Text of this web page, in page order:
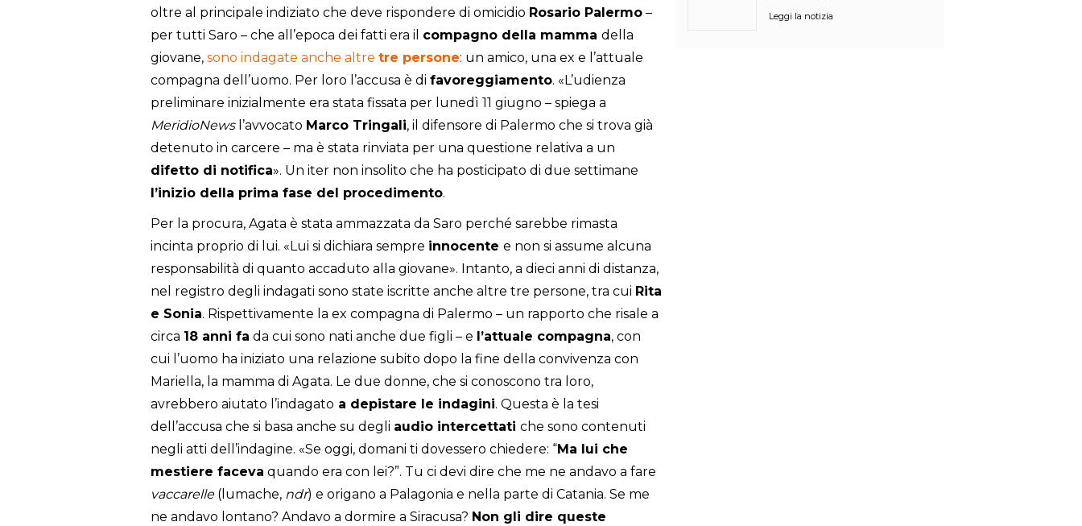
oltre al principale indiziato che deve rispondere di omicidio Rosario Palermo –
per tutti Saro – che all’epoca dei fatti era il compagno della mamma della
giovane, sono indagate anche altre tre persone: un amico, una ex e l’attuale
compagna dell’uomo. Per loro l’accusa è di favoreggiamento. «L’udienza
preliminare inizialmente era stata fissata per lunedì 11 giugno – spiega a
MeridioNews l’avvocato Marco Tringali, il difensore di Palermo che si trova già
detenuto in carcere – ma è stata rinviata per una questione relativa a un
difetto di notifica». Un iter non insolito che ha posticipato di due settimane
l’inizio della prima fase del procedimento.
Per la procura, Agata è stata ammazzata da Saro perché sarebbe rimasta
incinta proprio di lui. «Lui si dichiara sempre innocente e non si assume alcuna
responsabilità di quanto accaduto alla giovane». Intanto, a dieci anni di distanza,
nel registro degli indagati sono state iscritte anche altre tre persone, tra cui Rita
e Sonia. Rispettivamente la ex compagna di Palermo – un rapporto che risale a
circa 18 anni fa da cui sono nati anche due figli – e l’attuale compagna, con
cui l’uomo ha iniziato una relazione subito dopo la fine della convivenza con
Mariella, la mamma di Agata. Le due donne, che si conoscono tra loro,
avrebbero aiutato l’indagato a depistare le indagini. Questa è la tesi
dell’accusa che si basa anche su degli audio intercettati che sono contenuti
negli atti dell’indagine. «Se oggi, domani ti dovessero chiedere: “Ma lui che
mestiere faceva quando era con lei?”. Tu ci devi dire che me ne andavo a fare
vaccarelle (lumache, ndr) e origano a Palagonia e nella parte di Catania. Se me
ne andavo lontano? Andavo a dormire a Siracusa? Non gli dire queste
Leggi la notizia